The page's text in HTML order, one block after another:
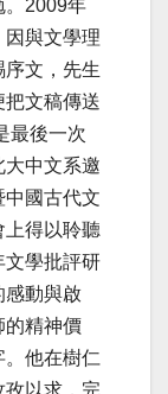
。2009年
與文學理
文，先生
把文稿傳送
最後一次
中文系邀
國古代文
上得以聆聽
文學批評研
感動與啟
的精神價
他在樹仁
孜以求，完